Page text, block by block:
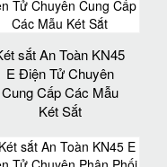
sắt An Toàn KN45
E Điện Tử Chuyên
Cung Cấp Các Mẫu
Két Sắt